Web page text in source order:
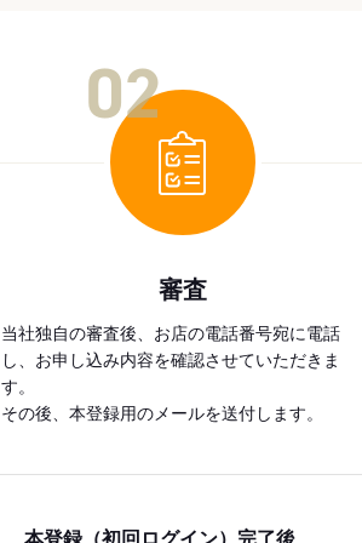
審査
当社独自の審査後、お店の電話番号宛に電話
し、お申し込み内容を確認させていただきま
す。
その後、本登録用のメールを送付します。